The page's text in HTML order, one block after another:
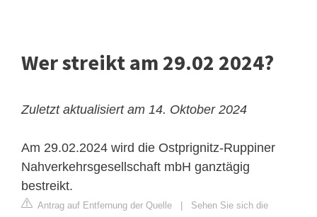
Wer streikt am 29.02 2024?
Zuletzt aktualisiert am 14. Oktober 2024
Am 29.02.2024 wird die Ostprignitz-Ruppiner
Nahverkehrsgesellschaft mbH ganztägig
bestreikt.
Antrag auf Entfernung der Quelle
Sehen Sie sich die